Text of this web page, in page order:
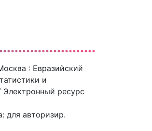
: Евразийский
и
ресурс
для авторизир.